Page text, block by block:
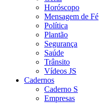
Horóscopo
Mensagem de Fé
Política
Plantão
Segurança
Saúde
Trânsito
Vídeos JS
Cadernos
Caderno S
Empresas